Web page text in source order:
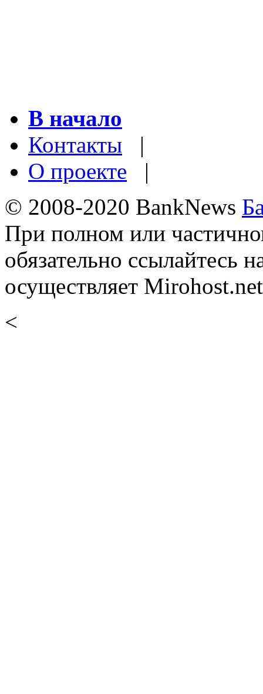
В начало
Контакты |
О проекте |
© 2008-2020 BankNews
При полном или
обязательно ссылайтесь
осуществляет
<